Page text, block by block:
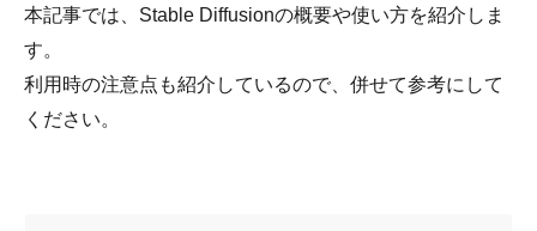
本記事では、Stable Diffusionの概要や使い方を紹介しま
す。
利用時の注意点も紹介しているので、併せて参考にして
ください。